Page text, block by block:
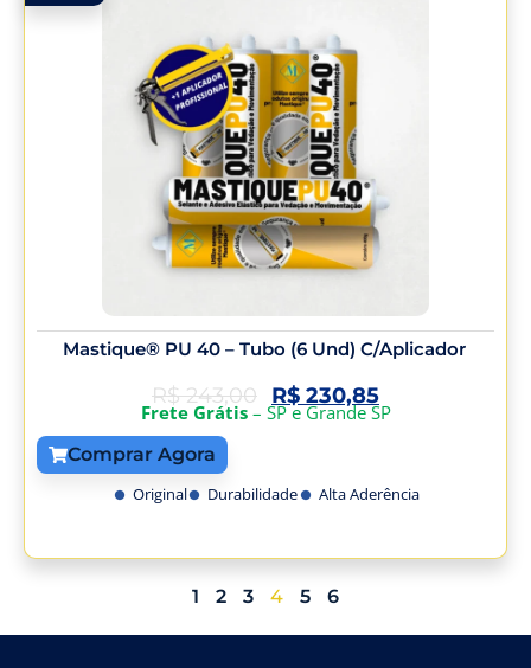
Mastique® PU 40 – Tubo (6 Und) C/Aplicador
R$243,00 R$ 230,85
Frete Grátis– SP e Grande SP
Comprar Agora
Original Durabilidade Alta Aderência
1 2 3 4 5 6